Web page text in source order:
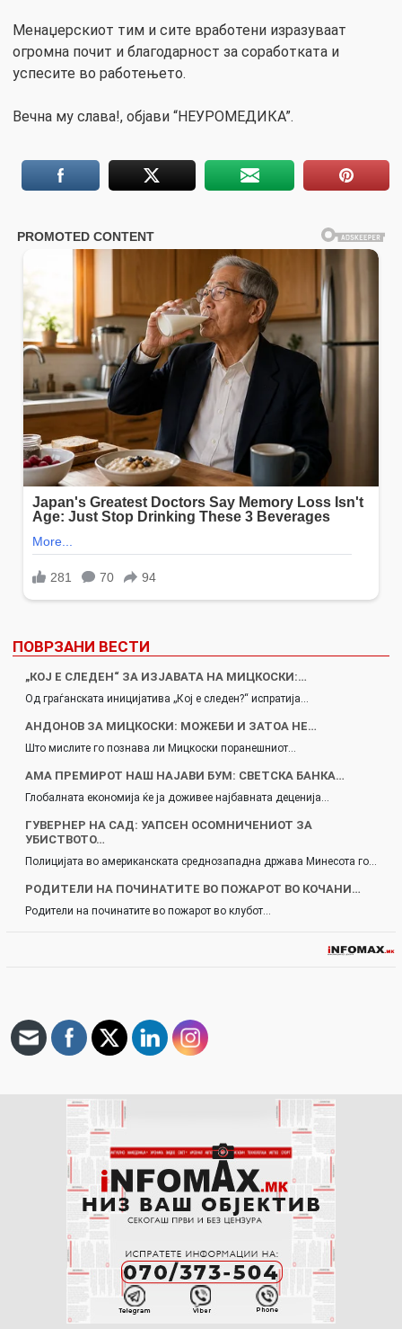
Менаџерскиот тим и сите вработени изразуваат
огромна почит и благодарност за соработката и
успесите во работењето.
Вечна му слава!, објави “НЕУРОМЕДИКА”.
ПОВРЗАНИ ВЕСТИ
„КОЈ Е СЛЕДЕН“ ЗА ИЗЈАВАТА НА МИЦКОСКИ:…
Од граѓанската иницијатива „Кој е следен?“ испратија…
АНДОНОВ ЗА МИЦКОСКИ: МОЖЕБИ И ЗАТОА НЕ…
Што мислите го познава ли Мицкоски поранешниот…
АМА ПРЕМИРОТ НАШ НАЈАВИ БУМ: СВЕТСКА БАНКА…
Глобалната економија ќе ја доживее најбавната деценија…
ГУВЕРНЕР НА САД: УАПСЕН ОСОМНИЧЕНИОТ ЗА
УБИСТВОТО…
Полицијата во американската среднозападна држава Минесота го…
РОДИТЕЛИ НА ПОЧИНАТИТЕ ВО ПОЖАРОТ ВО КОЧАНИ…
Родители на починатите во пожарот во клубот…